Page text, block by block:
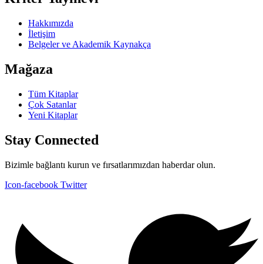
Hakkımızda
İletişim
Belgeler ve Akademik Kaynakça
Mağaza
Tüm Kitaplar
Çok Satanlar
Yeni Kitaplar
Stay Connected
Bizimle bağlantı kurun ve fırsatlarımızdan haberdar olun.
Icon-facebook Twitter